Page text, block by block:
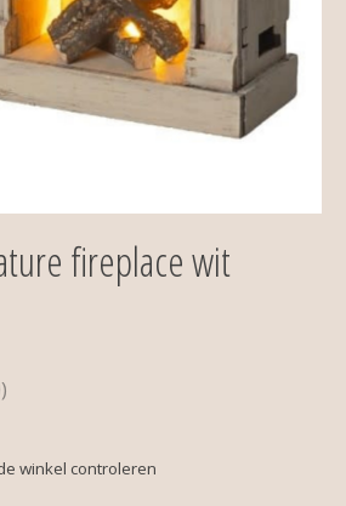
fireplace wit
dit product is
winkel controleren